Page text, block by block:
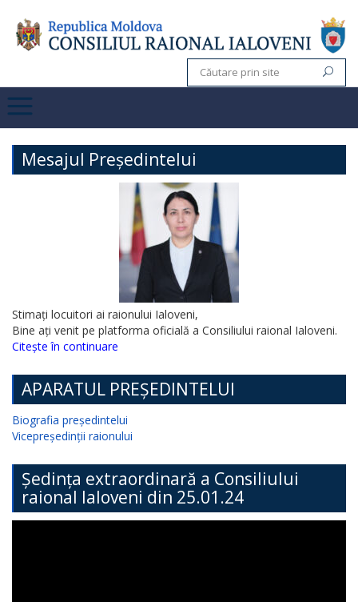
Mesajul Președintelui
Stimați locuitori ai raionului Ialoveni,
Bine ați venit pe platforma oficială a Consiliului raional Ialoveni.
Citește în continuare
APARATUL PREȘEDINTELUI
Biografia președintelui
Vicepreședinții raionului
Ședința extraordinară a Consiliului
raional Ialoveni din 25.01.24